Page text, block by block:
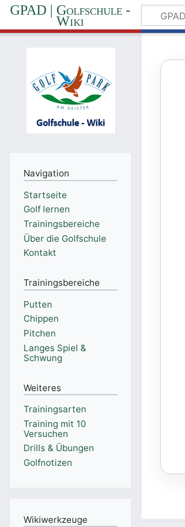
GPAD | Golfschule -
Wiki
Navigation
Startseite
Golf lernen
Trainingsbereiche
Über die Golfschule
Kontakt
Trainingsbereiche
Putten
Chippen
Pitchen
Langes Spiel &
Schwung
Weiteres
Trainingsarten
Training mit 10
Versuchen
Drills & Übungen
Golfnotizen
Wikiwerkzeuge